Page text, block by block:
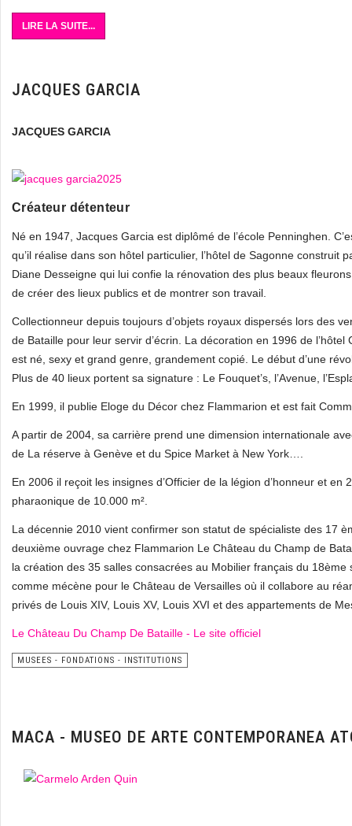
LIRE LA SUITE...
JACQUES GARCIA
JACQUES GARCIA
Créateur détenteur
Né en 1947, Jacques Garcia est diplômé de l’école Penninghen.
qu’il réalise dans son hôtel particulier, l’hôtel de Sagonne
Diane Desseigne qui lui confie la rénovation des plus beaux
de créer des lieux publics et de montrer son travail.
Collectionneur depuis toujours d’objets royaux dispersés lors des
de Bataille pour leur servir d’écrin. La décoration en 1996 de
est né, sexy et grand genre, grandement copié. Le début d’une
Plus de 40 lieux portent sa signature : Le Fouquet’s, l’Avenue,
En 1999, il publie Eloge du Décor chez Flammarion et est fait
A partir de 2004, sa carrière prend une dimension internationale
de La réserve à Genève et du Spice Market à New York….
En 2006 il reçoit les insignes d’Officier de la légion d’honneur et
pharaonique de 10.000 m².
La décennie 2010 vient confirmer son statut de spécialiste des 17
deuxième ouvrage chez Flammarion Le Château du Champ de
la création des 35 salles consacrées au Mobilier français du
comme mécène pour le Château de Versailles où il collabore au
privés de Louis XIV, Louis XV, Louis XVI et des appartements de
Le Château Du Champ De Bataille - Le site officiel
MUSEES - FONDATIONS - INSTITUTIONS
MACA - MUSEO DE ARTE CONTEMPORANEA